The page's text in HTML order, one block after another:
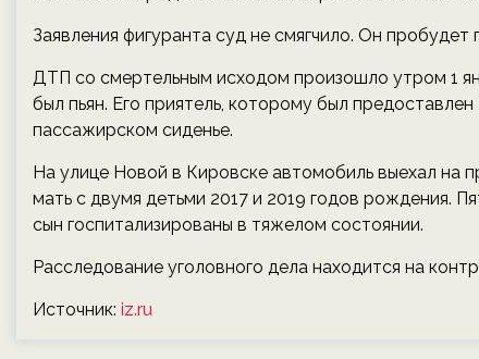
Заявления фигуранта суд не смягчило. Он
ДТП со смертельным исходом произошло утром 1
был пьян. Его приятель, которому был
пассажирском сиденье.
На улице Новой в Кировске автомобиль выехал на
мать с двумя детьми 2017 и 2019 годов рождения.
сын госпитализированы в тяжелом состоянии.
Расследование уголовного дела находится на
Источник: iz.ru